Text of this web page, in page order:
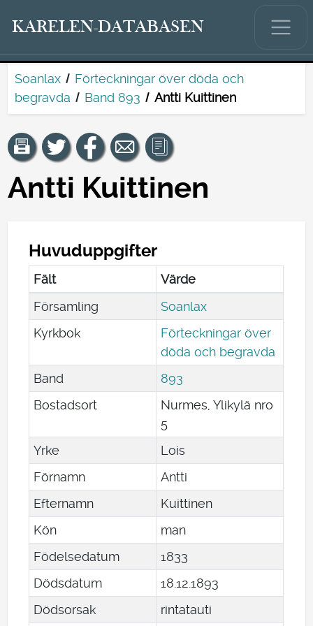
KARELEN-DATABASEN
Soanlax
Förteckningar över döda och
begravda
Band 893 Antti Kuittinen
Antti Kuittinen
Huvuduppgifter
Fält
Värde
Församling
Soanlax
Kyrkbok
Förteckningar över
döda och begravda
Band
893
Bostadsort
Nurmes, Ylikylä nro
5
Yrke
Lois
Förnamn
Antti
Efternamn
Kuittinen
Kön
man
Födelsedatum
1833
Dödsdatum
18121893
Dödsorsak
rintatauti